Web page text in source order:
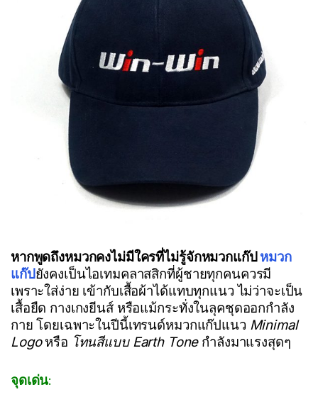
หากพูดถึงหมวกคงไม่มีใครที่ไม่รู้จักหมวกแก๊ปหมวก
แก๊ปยังคงเป็นไอเทมคลาสสิกที่ผู้ชายทุกคนควรมี
เพราะใส่ง่าย เข้ากับเสื้อผ้าได้แทบทุกแนว ไม่ว่าจะเป็น
เสื้อยืด กางเกงยีนส์ หรือแม้กระทั่งในลุคชุดออกกำลัง
กาย โดยเฉพาะในปีนี้เทรนด์หมวกแก๊ปแนว Minimal
Logoหรือ โทนสีแบบ Earth Toneกำลังมาแรงสุดๆ
จุดเด่น: